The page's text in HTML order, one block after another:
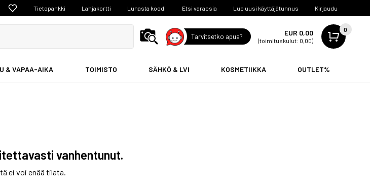
Tietopankki Lahjakortti Lunasta koodi Etsi varaosia Luo uusi käyttäjätunnus Kirjaudu
Tarvitsetko apua? EUR 0,00
(toimituskulut: 0,00)
0
& VAPAA-AIKA TOIMISTO SÄHKÖ & LVI KOSMETIIKKA OUTLET%
vanhentunut.
ei voi enää tilata.